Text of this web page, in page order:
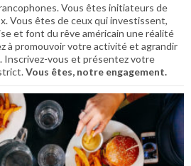
Vous êtes initiateurs de
Vous êtes de ceux qui investissent,
et font du rêve américain une réalité
à promouvoir votre activité et agrandir
Inscrivez-vous et présentez votre
Vous êtes, notre engagement.